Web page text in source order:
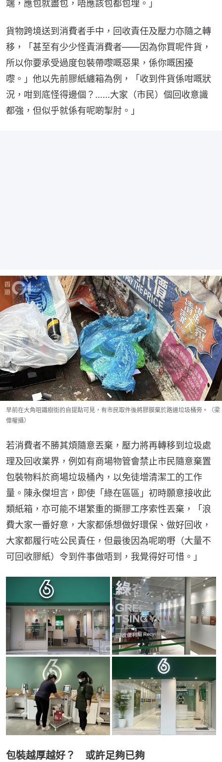
端，應包就盡包，唔應該包都包埋。」
貨物跨境送到消費者手中，回收責任及壓力亦隨之轉
移，「甚至有少少怪責消費者——因為你買呢件貨，
所以你要承受過度包裝帶嚟嘅惡果，係你嘅困擾
嚟。」他以先前膠紙纏箱為例，「收到件貨係咁嘅狀
況，咁到底怪得邊個？......大家（市民）個回收意識
都強，但似乎就係有呢啲掣肘。」
早前在大角咀鐵樹街的自提點可見，有市民取件後將膠膜棄於路邊垃圾桶旁。（梁
偉權攝）
若消費者不勝其煩隨意丟棄，壓力將再轉移到垃圾處
理及回收業界，例如有商場物管會禁止市民隨意棄置
包裝物料於商場垃圾桶內，以免徒增清潔工的工作
量。陳永傑坦言，即使「綠在區區」初時願意接收此
類紙箱，亦可能不堪繁重的撕膠工序索性丟棄，「浪
費大家一番好意，大家都係想做好環保、做好回收，
大家都履行咗公民責任，但最後因為呢啲嘢（大量不
可回收膠紙）令到件事做唔到，我覺得好可惜。」
包裝越厚越好？ 或許足夠已夠